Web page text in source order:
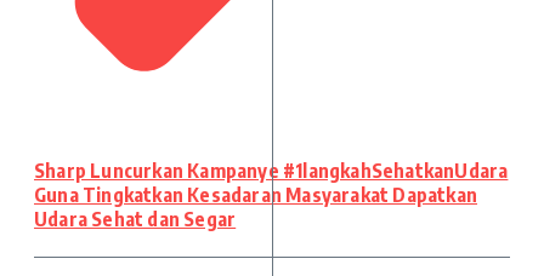
Sharp Luncurkan Kampanye #1langkahSehatkanUdara
Guna Tingkatkan Kesadaran Masyarakat Dapatkan
Udara Sehat dan Segar